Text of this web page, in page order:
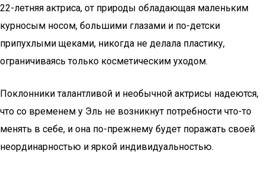
22-летняя актриса, от природы обладающая маленьким
курносым носом, большими глазами и по-детски
припухлыми щеками, никогда не делала пластику,
ограничиваясь только косметическим уходом.
Поклонники талантливой и необычной актрисы надеются,
что со временем у Эль не возникнут потребности что-то
менять в себе, и она по-прежнему будет поражать своей
неординарностью и яркой индивидуальностью.